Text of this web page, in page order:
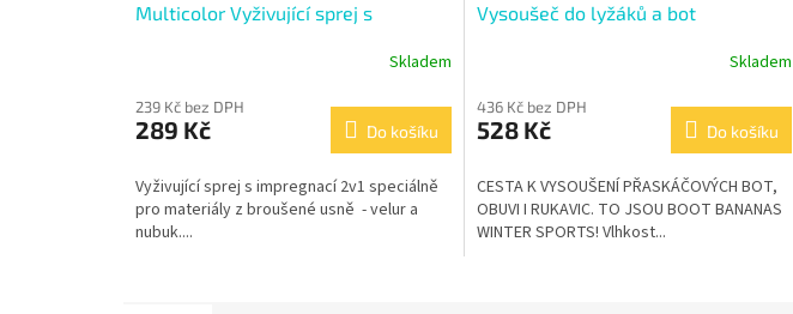
Multicolor Vyživující sprej s
Skladem
239 Kč bez DPH
289 Kč Do košíku
Vyživující sprej s impregnací 2v1 speciálně
pro materiály z broušené usně - velur a
nubuk....
Vysoušeč do lyžáků a bot
Skladem
436 Kč bez DPH
528 Kč Do košíku
CESTA K VYSOUŠENÍ PŘASKÁČOVÝCH BOT,
OBUVI I RUKAVIC. TO JSOU BOOT BANANAS
WINTER SPORTS! Vlhkost...